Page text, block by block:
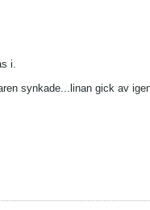
i.
synkade...linan gick av